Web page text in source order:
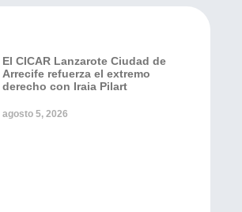
El CICAR Lanzarote Ciudad de
Arrecife refuerza el extremo
derecho con Iraia Pilart
agosto 5, 2026